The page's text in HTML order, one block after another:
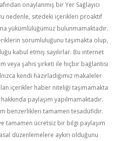
onaylanmış bir Yer Sağlayıcı
nedenle, sitedeki içerikleri proaktif
yükümlülüğümüz bulunmamaktadır.
sorumluluğunu taşımakta olup,
kabul etmiş sayılırlar. Bu internet
veya şahıs şirketi ile hiçbir bağlantısı
kendi hazırladığımız makaleler
içerikler haber niteliği taşımamakta
paylaşım yapılmamaktadır.
benzerlikleri tamamen tesadüfidir.
tamamen ücretsiz bir bilgi paylaşım
düzenlemelere aykırı olduğunu